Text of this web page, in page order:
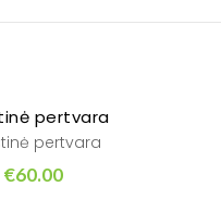
pertvara
pertvara
€60.00